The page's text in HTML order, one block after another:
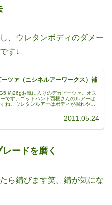
、ウレタンボディのダメー
す↓
ツァ（ニシネルアーワークス）補
約26gお気に入りのデカビーツァ。オス
です。ゴッドハンド西根さんのルアーは
ね。ウレタンルアーはボディが掘れやす
2011.05.24
ードを磨く
ら錆びます笑。錆が気にな